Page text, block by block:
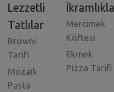
Lezzetli
Tatlılar
Browni
Tarifi
Mozaik
Pasta
Mercimek
Köftesi
Ekmek
Pizza Tarifi